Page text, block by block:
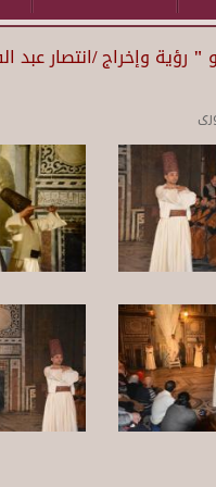
وإخراج /انتصار عبد